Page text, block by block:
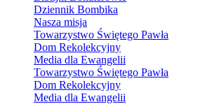
Dziennik Bombika
Nasza misja
Towarzystwo Świętego Pawła
Dom Rekolekcyjny
Media dla Ewangelii
Towarzystwo Świętego Pawła
Dom Rekolekcyjny
Media dla Ewangelii